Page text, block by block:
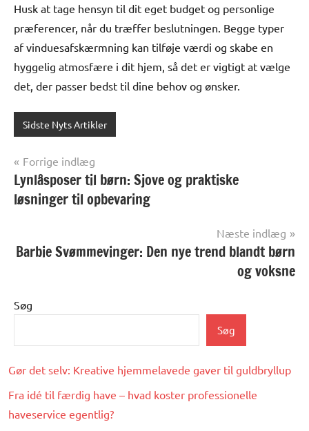
Husk at tage hensyn til dit eget budget og personlige
præferencer, når du træffer beslutningen. Begge typer
af vinduesafskærmning kan tilføje værdi og skabe en
hyggelig atmosfære i dit hjem, så det er vigtigt at vælge
det, der passer bedst til dine behov og ønsker.
Sidste Nyts Artikler
Indlægsnavigation
Forrige indlæg
Lynlåsposer til børn: Sjove og praktiske
løsninger til opbevaring
Næste indlæg
Barbie Svømmevinger: Den nye trend blandt børn
og voksne
Søg
Søg
Gør det selv: Kreative hjemmelavede gaver til guldbryllup
Fra idé til færdig have – hvad koster professionelle
haveservice egentlig?